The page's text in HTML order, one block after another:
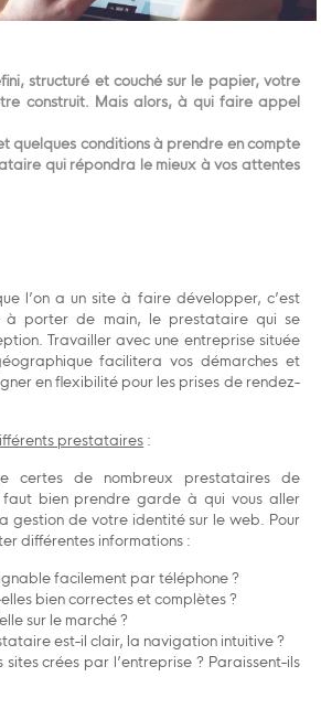
structuré et couché sur le papier, votre
construit. Mais alors, à qui faire appel
quelques conditions à prendre en compte
qui répondra le mieux à vos attentes
l’on a un site à faire développer, c’est
à porter de main, le prestataire qui se
Travailler avec une entreprise située
facilitera vos démarches et
en flexibilité pour les prises de rendez-
prestataires :
certes de nombreux prestataires de
faut bien prendre garde à qui vous aller
gestion de votre identité sur le web. Pour
différentes informations :
facilement par téléphone ?
bien correctes et complètes ?
sur le marché ?
est-il clair, la navigation intuitive ?
sites crées par l’entreprise ? Paraissent-ils